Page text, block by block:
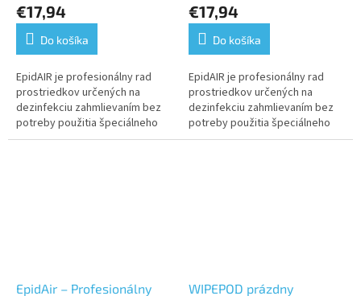
€17,94
Do košíka
EpidAIR je profesionálny rad
prostriedkov určených na
dezinfekciu zahmlievaním bez
potreby použitia špeciálneho
vybavenia. EpidAIR odstraňuje
€17,94
Do košíka
EpidAIR je profesionálny rad
prostriedkov určených na
dezinfekciu zahmlievaním bez
potreby použitia špeciálneho
vybavenia. EpidAIR odstraňuje
EpidAir – Profesionálny
WIPEPOD prázdny